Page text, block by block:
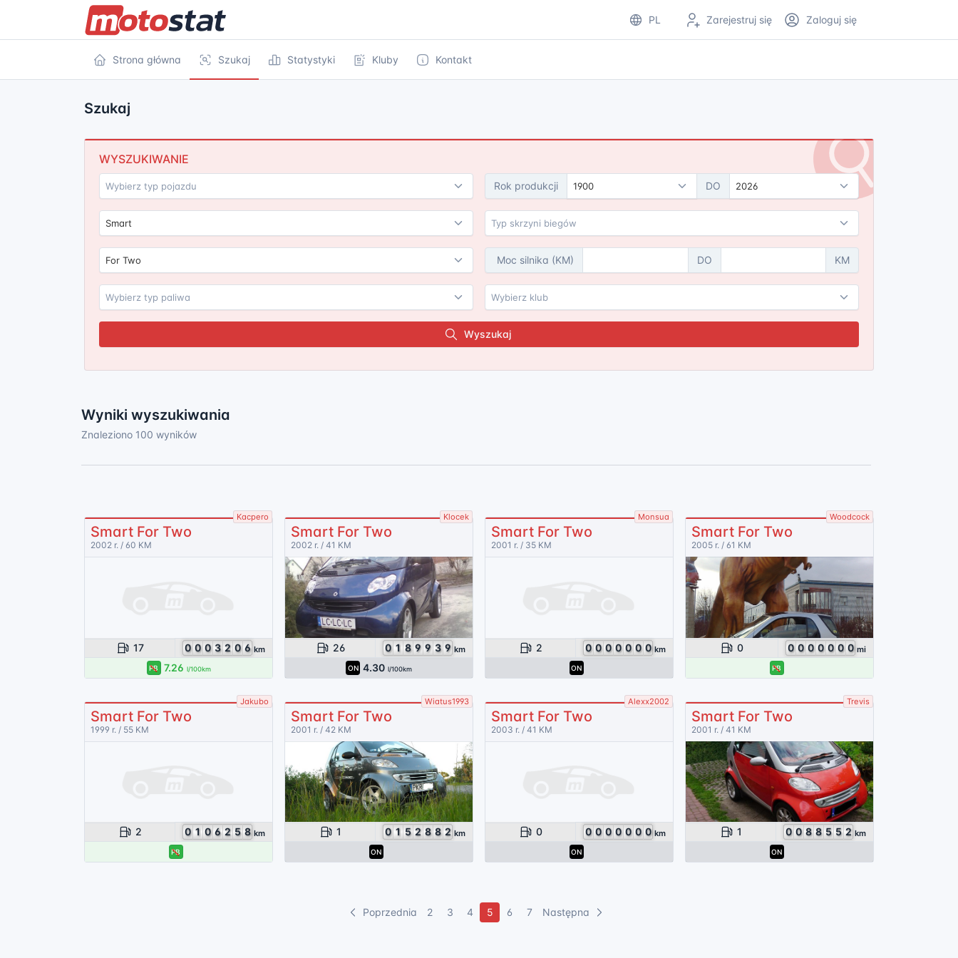
PL Zarejestruj się Zaloguj się
Strona główna Szukaj Statystyki Kluby Kontakt
Szukaj
WYSZUKIWANIE
Smart
For Two
Rok produkcji 1900 DO 2026
Moc silnika (KM) DO KM
Wyszukaj
Wyniki wyszukiwania
Znaleziono 100 wyników
Kacpero
Smart For Two
2002 r. / 60 KM
17 0 0 0 3 2 0 6 km
PB 7.26 l/100km
Klocek
Smart For Two
2002 r. / 41 KM
26 0 1 8 9 9 3 9 km
ON 4.30 l/100km
Monsua
Smart For Two
2001 r. / 35 KM
2 0 0 0 0 0 0 0 km
ON
Woodcock
Smart For Two
2005 r. / 61 KM
0 0 0 0 0 0 0 0 mi
PB
Jakubo
Smart For Two
1999 r. / 55 KM
2 0 1 0 6 2 5 8 km
PB
Wiatus1993
Smart For Two
2001 r. / 42 KM
1 0 1 5 2 8 8 2 km
ON
Alexx2002
Smart For Two
2003 r. / 41 KM
0 0 0 0 0 0 0 0 km
ON
Trevis
Smart For Two
2001 r. / 41 KM
1 0 0 8 8 5 5 2 km
ON
Poprzednia 2 3 4 5 6 7 Następna